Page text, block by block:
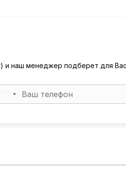
и наш менеджер подберет для